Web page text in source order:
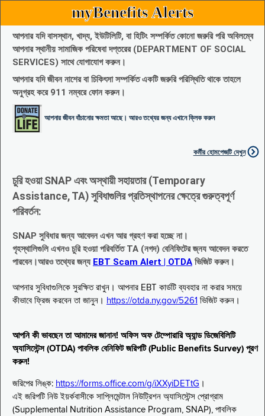
myBenefits Alerts
আপনার যদি বাসস্থান, খাদ্য, ইউটিলিটি, বা হিটিং সম্পর্কিত কোনো জরুরি পরি অবিলম্বে
আপনার স্থানীয় সামাজিক পরিষেবা দপ্তরের (DEPARTMENT OF SOCIAL
SERVICES) সাথে যোগাযোগ করুন।
আপনার যদি জীবন নাশের বা চিকিৎসা সম্পর্কিত একটি জরুরি পরিস্থিতি থাকে তাহলে
অনুগ্রহ করে 911 নম্বরে ফোন করুন।
আপনার জীবন বাঁচানোর ক্ষমতা আছে। আরও তথ্যের জন্য এখানে ক্লিক করুন
কর্মীর হোমপেজটি দেখুন
চুরি হওয়া SNAP এবং অস্থায়ী সহায়তার (Temporary
Assistance, TA) সুবিধাগুলির প্রতিস্থাপনের ক্ষেত্রে গুরুত্বপূর্ণ
পরিবর্তন:
SNAP সুবিধার জন্য আবেদন এখন আর গ্রহণ করা হচ্ছে না।
গৃহস্থালিগুলি এখনও চুরি হওয়া পরিবর্তিত TA (নগদ) বেনিফিটের জ্নয আবেদন করতে
পারবেন।আরও তথ্যের জন্য EBT Scam Alert | OTDA ভিজিট করুন।
আপনার সুবিধাগুলিকে সুরক্ষিত রাখুন। আপনার EBT কার্ডটি ব্যবহার না করার সময়ে
কীভাবে ফ্রিজ করবেন তা জানুন। https://otda.ny.gov/5261 ভিজিট করুন।
আপনি কী ভাবছেন তা আমাদের জানান! অফিস অফ টেম্পোরারি অ্যান্ড ডিজেবিলিটি
অ্যাসিস্টেন্স (OTDA) পাবলিক বেনিফিট জরিপটি (Public Benefits Survey) পূরণ
করুন!
জরিপের লিঙ্ক: https://forms.office.com/g/iXXyiDETtG ।
এই জরিপটি নিউ ইয়র্কবাসীকে সাপ্লিমেন্টাল নিউট্রিশন অ্যাসিস্টেন্স প্রোগ্রাম
(Supplemental Nutrition Assistance Program, SNAP), পাবলিক